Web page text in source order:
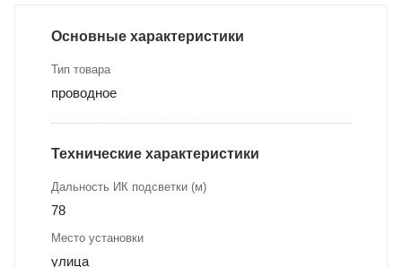
Основные характеристики
Тип товара
проводное
Технические характеристики
Дальность ИК подсветки (м)
78
Место установки
улица